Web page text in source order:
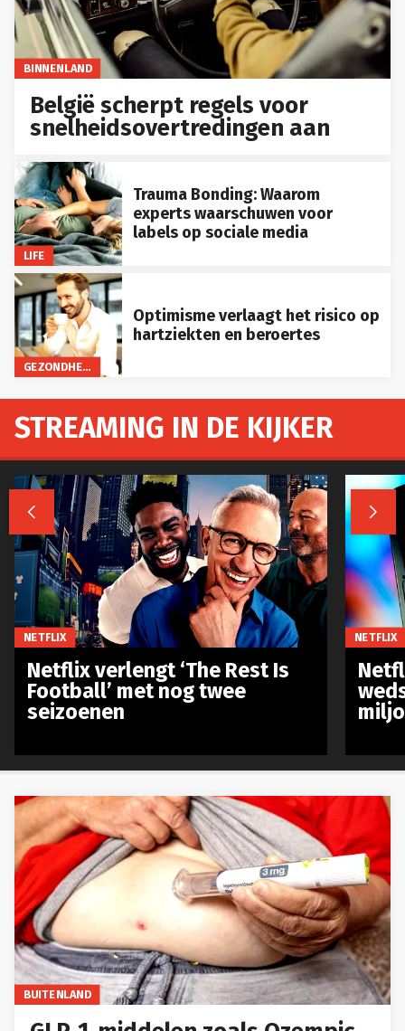
BINNENLAND
België scherpt regels voor
snelheidsovertredingen aan
LIFE
Trauma Bonding: Waarom
experts waarschuwen voor
labels op sociale media
GEZONDHEID
Optimisme verlaagt het risico op
hartziekten en beroertes
BUITENLAND
STREAMING IN DE KIJKER
 
NETFLIX
Netflix verlengt ‘The Rest Is
Football’ met nog twee
seizoenen
NETFLIX